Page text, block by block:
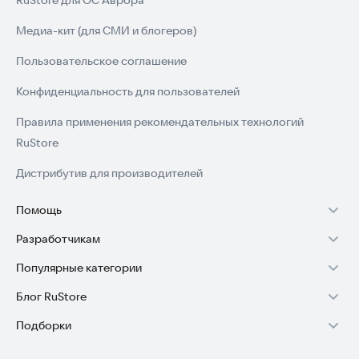
Медиа-кит (для СМИ и блогеров)
Пользовательское соглашение
Конфиденциальность для пользователей
Правила применения рекомендательных технологий
RuStore
Дистрибутив для производителей
Помощь
Установка RuStore на TV
Установка RuStore на телефон
Установка RuStore в машину
Помощь пользователям RuStore
Разработчикам
Зарабатывать с RuStore
Стать разработчиком
Доступ к RuStore Консоль
Популярные категории
Игры для Android
Приложения банков
Блог RuStore
Обзоры игр для Android 2025
Подборки